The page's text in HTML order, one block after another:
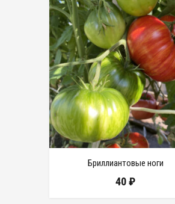
❅ ❅
Бриллиантовые ноги
40₽